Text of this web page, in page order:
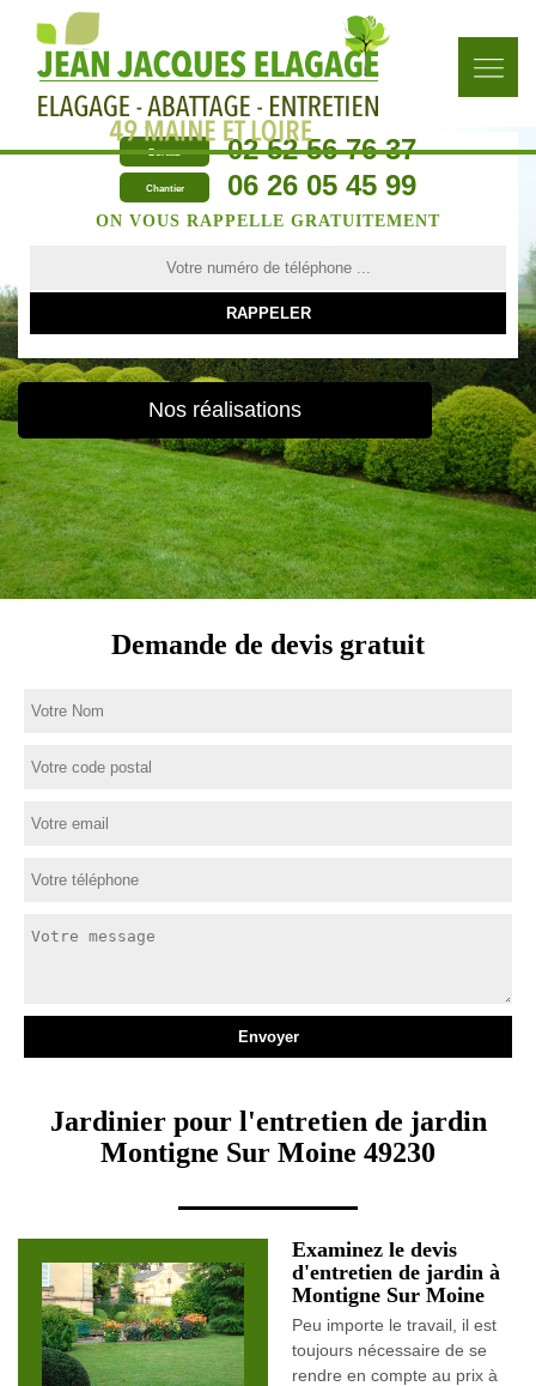
Bureau 02 52 56 76 37
Chantier 06 26 05 45 99
ON VOUS RAPPELLE GRATUITEMENT
Nos réalisations
Demande de devis gratuit
Jardinier pour l'entretien de jardin
Montigne Sur Moine 49230
Examinez le devis
d'entretien de jardin à
Montigne Sur Moine
Peu importe le travail, il est
toujours nécessaire de se
rendre en compte au prix à